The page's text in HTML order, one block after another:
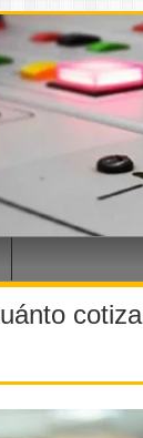
cotiza